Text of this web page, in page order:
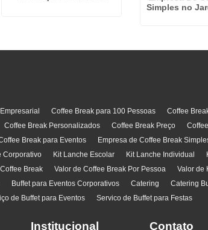
Simples no
Coffee Break para 100 Pessoas Coffee
Coffee Break Personalizados Coffee Break Preço
Break para Eventos Empresa de Coffee Break
Corporativo Kit Lanche Escolar Kit Lanche Individual
Break Valor de Coffee Break Por Pessoa Valor de
Buffet para Eventos Corporativos Catering Catering
de Buffet para Eventos Servico de Buffet para Festas
Institucional Contato